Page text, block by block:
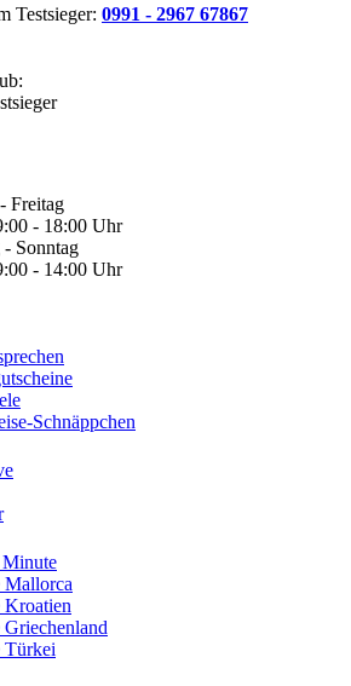
Testsieger: 0991 - 2967 67867
Freitag
- 18:00 Uhr
- Sonntag
- 14:00 Uhr
Schnäppchen
Minute
Mallorca
Kroatien
Türkei